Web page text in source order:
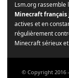
Lsm.org
Minecraft
actives et en
régulièrement
Minecraft sérieux
© Copyright 2016 -